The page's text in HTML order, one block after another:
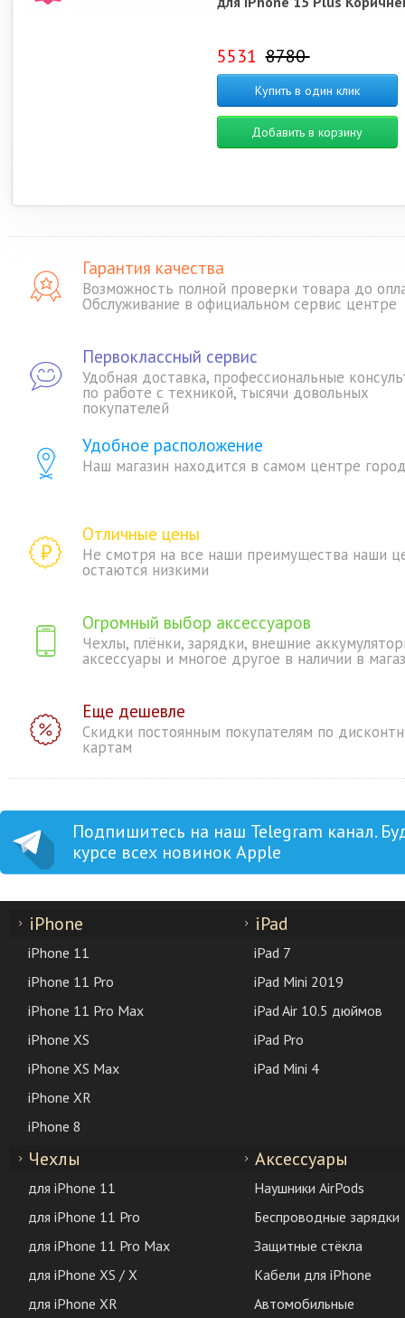
5531 8780
Купить в один клик
Добавить в корзину
Гарантия качества
Возможность полной проверки товара до
Обслуживание в официальном сервис центре
Первоклассный сервис
Удобная доставка, профессиональные
по работе с техникой, тысячи довольных
покупателей
Удобное расположение
Наш магазин находится в самом центре
Отличные цены
Не смотря на все наши преимущества наши
остаются низкими
Огромный выбор аксессуаров
Чехлы, плёнки, зарядки, внешние
аксессуары и многое другое в наличии в
Еще дешевле
Скидки постоянным покупателям по
картам
Подпишитесь на наш Telegram канал.
курсе всех новинок Apple
iPhone
iPhone 11
iPhone 11 Pro
iPhone 11 Pro Max
iPhone XS
iPhone XS Max
iPhone XR
iPhone 8
iPad
iPad 7
iPad Mini 2019
iPad Air 10.5 дюймов
iPad Pro
iPad Mini 4
Чехлы
для iPhone 11
для iPhone 11 Pro
для iPhone 11 Pro Max
для iPhone XS / X
для iPhone XR
Аксессуары
Наушники AirPods
Беспроводные зарядки
Защитные стёкла
Кабели для iPhone
Автомобильные